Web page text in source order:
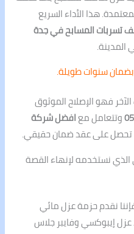
هذا الأداء السريع
تسربات المسابح في جدة
سنوات طويلة.
فهو الإصلاح الموثوق
وتتعامل معافضل شركة
تحصل على عقد ضمان حقيقي.
الذي نستخدمه لإنهاء القصة
نقدم حزمة عزل مائي
إيبوكسي وفايبر جلاس